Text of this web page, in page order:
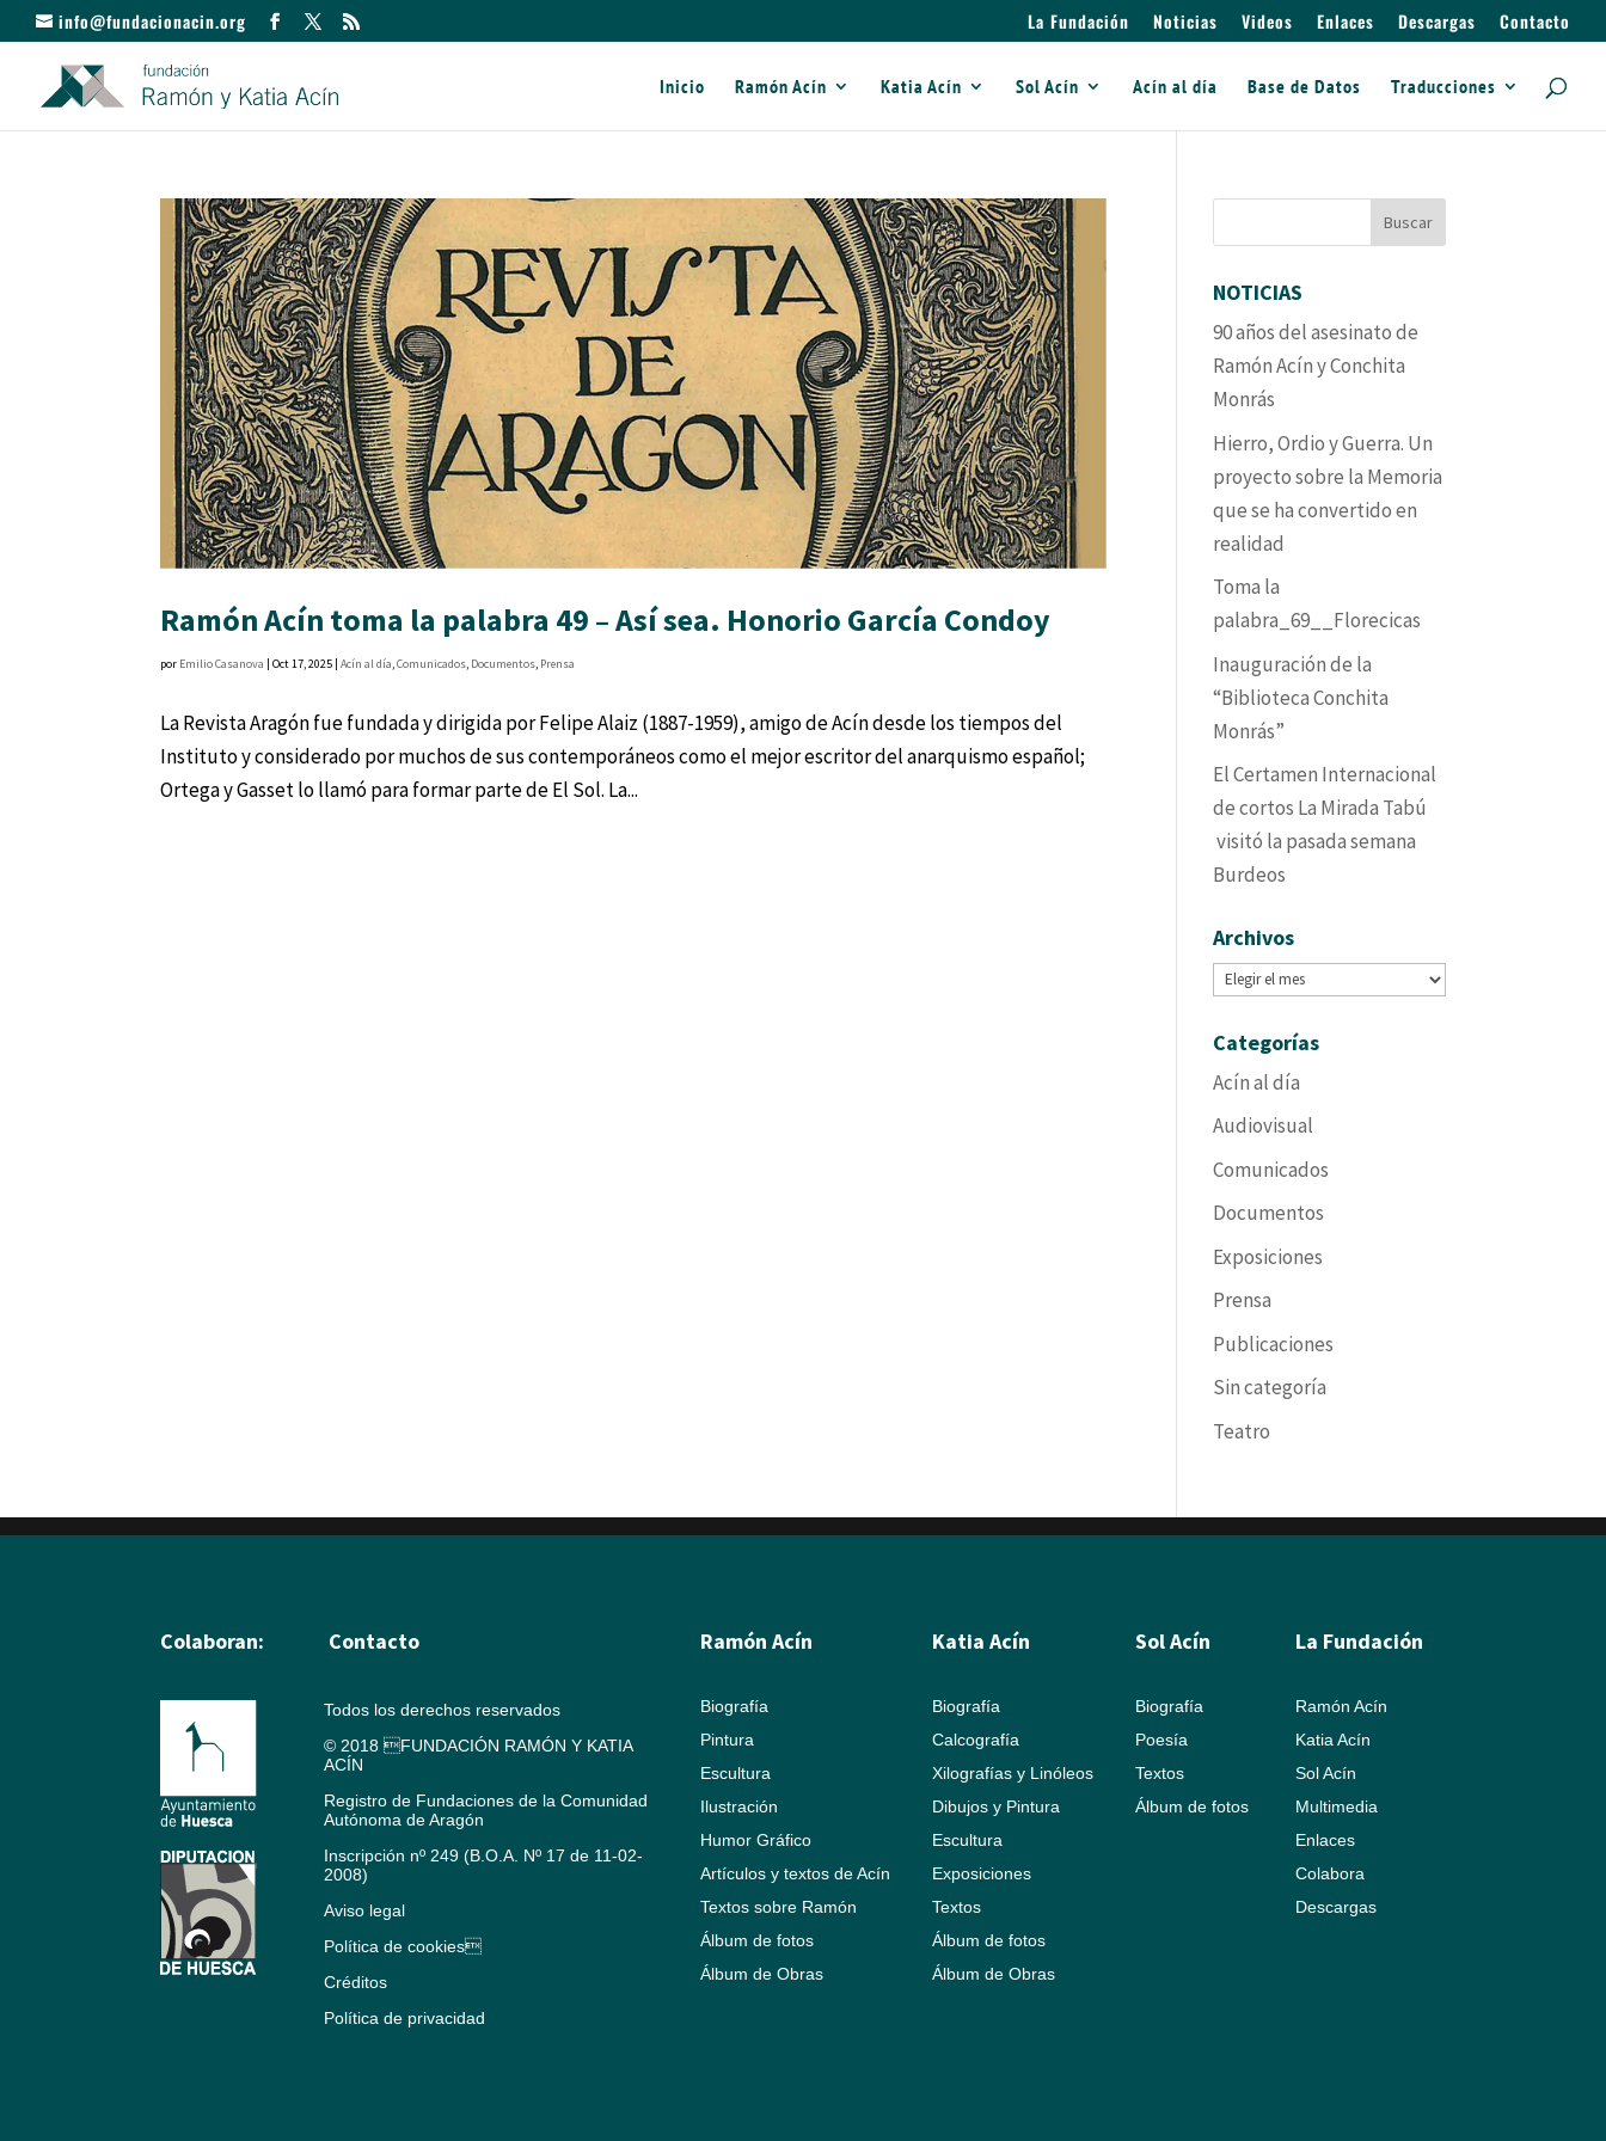
info@fundacionacin.org La Fundación Noticias Videos Enlaces Descargas Contacto
Inicio Ramón Acín Katia Acín Sol Acín Acín al día Base de Datos Traducciones
Ramón Acín toma la palabra 49 – Así sea. Honorio García Condoy
por Emilio Casanova |Oct 17, 2025 |Acín al día,Comunicados, Documentos, Prensa
La Revista Aragón fue fundada y dirigida por Felipe Alaiz (1887-1959), amigo de Acín desde los tiempos del
Instituto y considerado por muchos de sus contemporáneos como el mejor escritor del anarquismo español;
Ortega y Gasset lo llamó para formar parte de El Sol. La...
NOTICIAS
90 años del asesinato de
Ramón Acín y Conchita
Monrás
Hierro, Ordio y Guerra. Un
proyecto sobre la Memoria
que se ha convertido en
realidad
Toma la
palabra_69__Florecicas
Inauguración de la
“Biblioteca Conchita
Monrás”
El Certamen Internacional
de cortos La Mirada Tabú
visitó la pasada semana
Burdeos
Archivos
Archivos
Categorías
Acín al día
Audiovisual
Comunicados
Documentos
Exposiciones
Prensa
Publicaciones
Sin categoría
Teatro
Colaboran: Contacto
Todos los derechos reservados
© 2018 FUNDACIÓN RAMÓN Y KATIA
ACÍN
Registro de Fundaciones de la Comunidad
Autónoma de Aragón
Inscripción nº 249 (B.O.A. Nº 17 de 11-02-
2008)
Aviso legal
Política de cookies
Créditos
Política de privacidad
Ramón Acín
Biografía
Pintura
Escultura
Ilustración
Humor Gráfico
Artículos y textos de Acín
Textos sobre Ramón
Álbum de fotos
Álbum de Obras
Katia Acín
Biografía
Calcografía
Xilografías y Linóleos
Dibujos y Pintura
Escultura
Exposiciones
Textos
Álbum de fotos
Álbum de Obras
Sol Acín
Biografía
Poesía
Textos
Álbum de fotos
La Fundación
Ramón Acín
Katia Acín
Sol Acín
Multimedia
Enlaces
Colabora
Descargas